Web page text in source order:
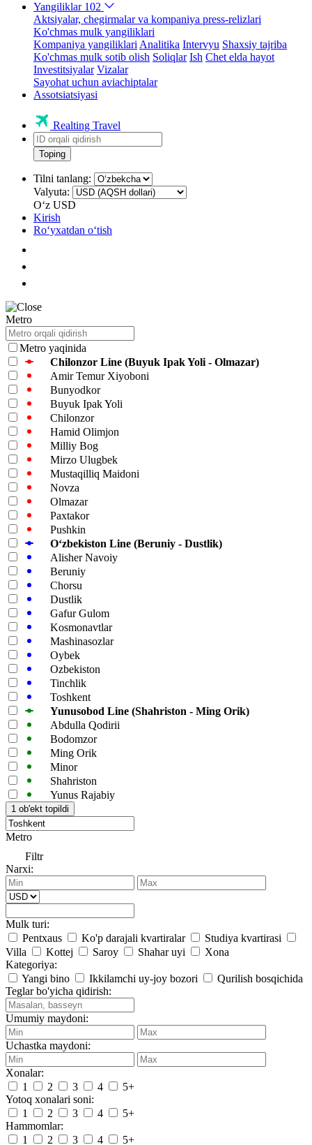
Yangiliklar 102
Aktsiyalar, chegirmalar va kompaniya press-relizlari
Ko'chmas mulk yangiliklari
Kompaniya yangiliklari Analitika Intervyu Shaxsiy tajriba
Ko'chmas mulk sotib olish Soliqlar Ish Chet elda hayot
Investitsiyalar Vizalar
Sayohat uchun aviachiptalar
Assotsiatsiyasi
Realting Travel
Toping
Tilni tanlang:
Valyuta:
Oʻz USD
Kirish
Roʻyxatdan oʻtish
Metro
Metro yaqinida
Chilonzor Line (Buyuk Ipak Yoli - Olmazar)
Amir Temur Xiyoboni
Bunyodkor
Buyuk Ipak Yoli
Chilonzor
Hamid Olimjon
Milliy Bog
Mirzo Ulugbek
Mustaqilliq Maidoni
Novza
Olmazar
Paxtakor
Pushkin
Oʻzbekiston Line (Beruniy - Dustlik)
Alisher Navoiy
Beruniy
Chorsu
Dustlik
Gafur Gulom
Kosmonavtlar
Mashinasozlar
Oybek
Ozbekiston
Tinchlik
Toshkent
Yunusobod Line (Shahriston - Ming Orik)
Abdulla Qodirii
Bodomzor
Ming Orik
Minor
Shahriston
Yunus Rajabiy
Metro
Filtr
Narxi:
Mulk turi:
Pentxaus
Ko'p darajali kvartiralar
Studiya kvartirasi
Villa
Kottej Saroy Shahar uyi
Xona
Kategoriya:
Yangi bino
Ikkilamchi uy-joy bozori
Qurilish bosqichida
Teglar bo'yicha qidirish:
Umumiy maydoni:
Uchastka maydoni:
Xonalar:
1
2 3 4
5+
Yotoq xonalari soni:
1
2 3 4
5+
Hammomlar:
1
2 3 4 5+